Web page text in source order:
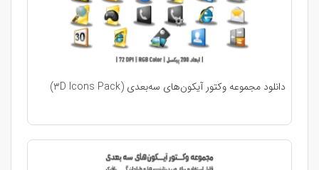
دانلود مجموعه وکتور آیکون‌های سه‌بعدی (3D Icons Pack)